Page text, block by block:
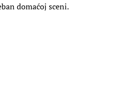
domaćoj sceni.